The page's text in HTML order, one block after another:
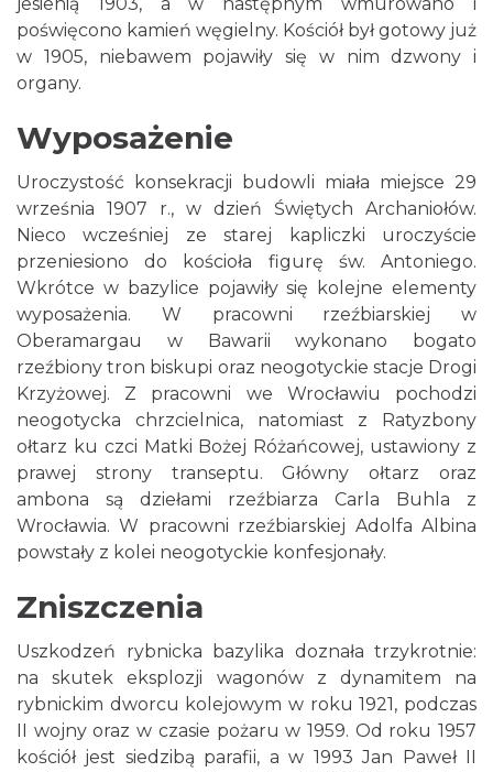
poświęcono kamień węgielny. Kościół był gotowy już
w 1905, niebawem pojawiły się w nim dzwony i
organy.
Wyposażenie
Uroczystość konsekracji budowli miała miejsce 29
września 1907 r., w dzień Świętych Archaniołów.
Nieco wcześniej ze starej kapliczki uroczyście
przeniesiono do kościoła figurę św. Antoniego.
Wkrótce w bazylice pojawiły się kolejne elementy
wyposażenia. W pracowni rzeźbiarskiej w
Oberamargau w Bawarii wykonano bogato
rzeźbiony tron biskupi oraz neogotyckie stacje Drogi
Krzyżowej. Z pracowni we Wrocławiu pochodzi
neogotycka chrzcielnica, natomiast z Ratyzbony
ołtarz ku czci Matki Bożej Różańcowej, ustawiony z
prawej strony transeptu. Główny ołtarz oraz
ambona są dziełami rzeźbiarza Carla Buhla z
Wrocławia. W pracowni rzeźbiarskiej Adolfa Albina
powstały z kolei neogotyckie konfesjonały.
Zniszczenia
Uszkodzeń rybnicka bazylika doznała trzykrotnie:
na skutek eksplozji wagonów z dynamitem na
rybnickim dworcu kolejowym w roku 1921, podczas
II wojny oraz w czasie pożaru w 1959. Od roku 1957
kościół jest siedzibą parafii, a w 1993 Jan Paweł II